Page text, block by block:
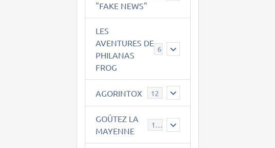
"FAKE NEWS"
LES
AVENTURES DE
PHILANAS
FROG
AGORINTOX 12
GOÛTEZ LA
MAYENNE
189